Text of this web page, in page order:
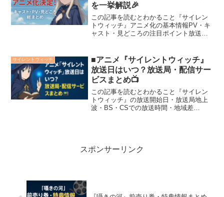
を一挙解説🎉
この記事を読むとわかること『サイレン
トウィッチ』アニメ化の基本情報PV・キ
ャスト・見どころの注目ポイント放送前
の魔女の隠しごと』のアニメ化がついに
決定！放送時期やキャ...
サイレントウィッチ
■アニメ『サイレントウィッチ』
放送日はいつ？放送局・配信サー
ビスまとめ📺
この記事を読むとわかること『サイレン
トウィッチ』の放送開始日・放送局地上
波・BS・CSでの放送時間・地域差
スポンサーリンク